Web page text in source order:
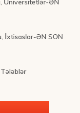
Universitetlər-ƏN
İxtisaslar-ƏN SON